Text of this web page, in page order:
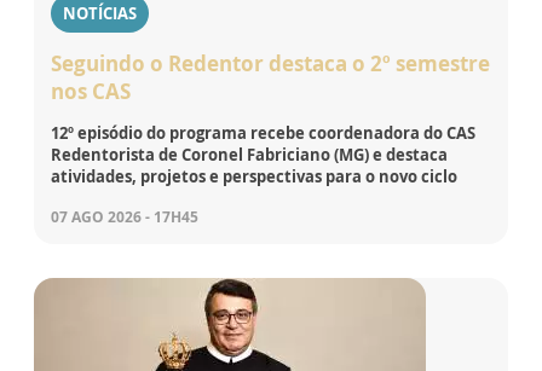
NOTÍCIAS
Seguindo o Redentor destaca o 2º semestre
nos CAS
12º episódio do programa recebe coordenadora do CAS
Redentorista de Coronel Fabriciano (MG) e destaca
atividades, projetos e perspectivas para o novo ciclo
07 AGO 2026 - 17H45